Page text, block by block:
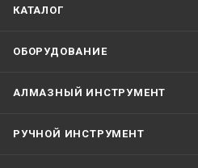
КАТАЛОГ
ОБОРУДОВАНИЕ
АЛМАЗНЫЙ ИНСТРУМЕНТ
РУЧНОЙ ИНСТРУМЕНТ